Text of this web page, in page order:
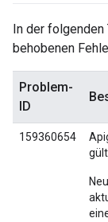
In der
behobenen
Problem-
ID
159360654